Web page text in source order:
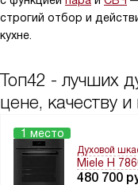
строгий отбор и
кухне.
Топ42 - лучших
цене, качеству
1 место
Духовой
Miele H
480 700